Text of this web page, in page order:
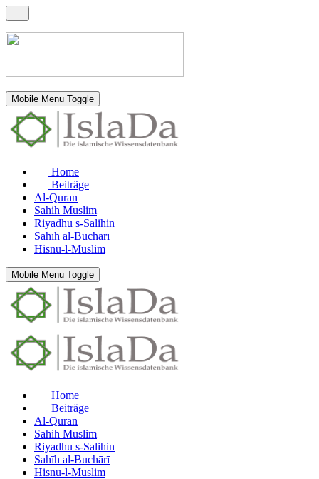
Mobile Menu Toggle
Home
Beiträge
Al-Quran
Sahih Muslim
Riyadhu s-Salihin
Sahīh al-Buchārī
Hisnu-l-Muslim
Mobile Menu Toggle
Home
Beiträge
Al-Quran
Sahih Muslim
Riyadhu s-Salihin
Sahīh al-Buchārī
Hisnu-l-Muslim